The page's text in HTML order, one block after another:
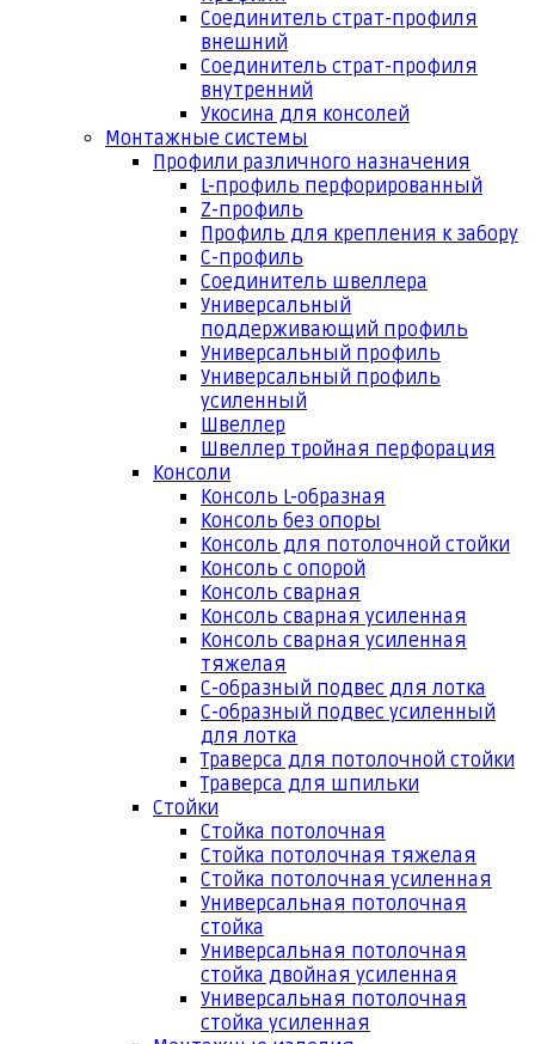
Соединитель страт-профиля
внешний
Соединитель страт-профиля
внутренний
Укосина для консолей
Монтажные системы
Профили различного назначения
L-профиль перфорированный
Z-профиль
Профиль для крепления к забору
С-профиль
Соединитель швеллера
Универсальный
поддерживающий профиль
Универсальный профиль
Универсальный профиль
усиленный
Швеллер
Швеллер тройная перфорация
Консоли
Консоль L-образная
Консоль без опоры
Консоль для потолочной стойки
Консоль с опорой
Консоль сварная
Консоль сварная усиленная
Консоль сварная усиленная
тяжелая
С-образный подвес для лотка
С-образный подвес усиленный
для лотка
Траверса для потолочной стойки
Траверса для шпильки
Стойки
Стойка потолочная
Стойка потолочная тяжелая
Стойка потолочная усиленная
Универсальная потолочная
стойка
Универсальная потолочная
стойка двойная усиленная
Универсальная потолочная
стойка усиленная